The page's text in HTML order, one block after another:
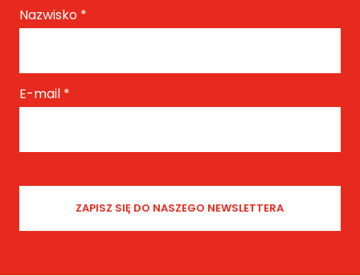
Nazwisko *
E-mail *